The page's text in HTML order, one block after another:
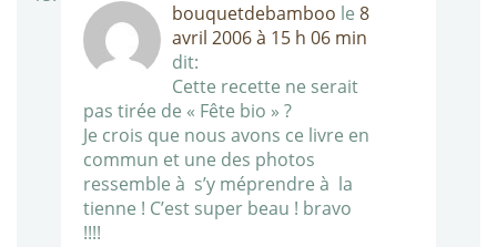
bouquetdebamboo le 8
avril 2006 à 15 h 06 min
dit:
Cette recette ne serait
pas tirée de « Fête bio » ?
Je crois que nous avons ce livre en
commun et une des photos
ressemble à s’y méprendre à la
tienne ! C’est super beau ! bravo
!!!!